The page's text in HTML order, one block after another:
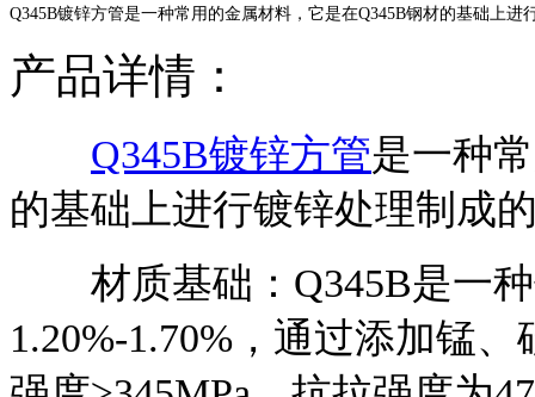
Q345B镀锌方管是一种常用的金属材料，它是在Q345B钢材的基础上进
产品详情：
Q345B镀锌方管是一种
的基础上进行镀锌处理制成
材质基础：Q345B是一种
1.20%-1.70%，通过添加锰